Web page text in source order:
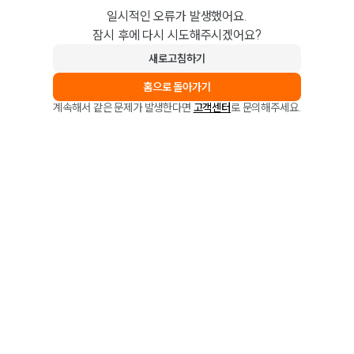
일시적인 오류가 발생했어요.
잠시 후에 다시 시도해주시겠어요?
새로고침하기
홈으로 돌아가기
계속해서 같은 문제가 발생한다면 고객센터로 문의해주세요.